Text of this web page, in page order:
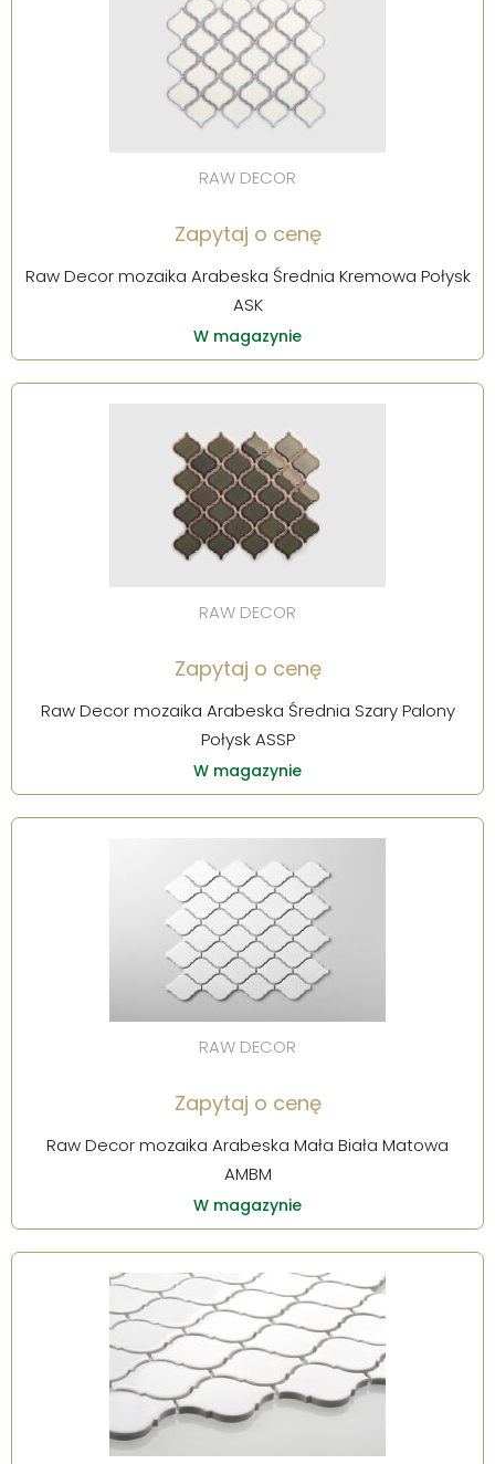
RAW DECOR
Zapytaj o cenę
Raw Decor mozaika Arabeska Średnia Kremowa Połysk
ASK
W magazynie
RAW DECOR
Zapytaj o cenę
Raw Decor mozaika Arabeska Średnia Szary Palony
Połysk ASSP
W magazynie
RAW DECOR
Zapytaj o cenę
Raw Decor mozaika Arabeska Mała Biała Matowa
AMBM
W magazynie